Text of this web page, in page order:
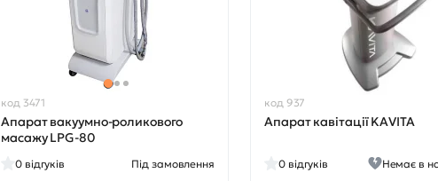
код 3471
Апарат вакуумно-роликового
масажу LPG-80
0 відгуків Під замовлення
код 937
Апарат кавітації KAVITA
0 відгуків Немає в